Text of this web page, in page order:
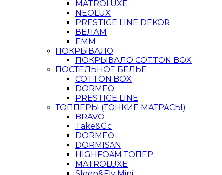
MATROLUXE
NEOLUX
PRESTIGE LINE DEKOR
ВЕЛАМ
ЕММ
ПОКРЫВАЛО
ПОКРЫВАЛО COTTON BOX
ПОСТЕЛЬНОЕ БЕЛЬЕ
COTTON BOX
DORMEO
PRESTIGE LINE
ТОППЕРЫ (ТОНКИЕ МАТРАСЫ)
BRAVO
Take&Go
DORMEO
DORMISAN
HIGHFOAM ТОПЕР
MATROLUXE